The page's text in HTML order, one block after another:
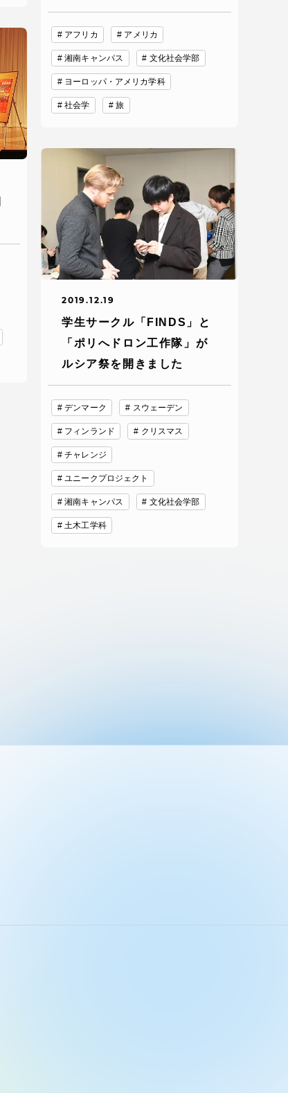
アフリカ アメリカ
湘南キャンパス 文化社会学部
ヨーロッパ・アメリカ学科
社会学 旅
2019.12.19
学生サークル「FINDS」と
「ポリへドロン工作隊」が
ルシア祭を開きました
デンマーク スウェーデン
フィンランド クリスマス
チャレンジ
ユニークプロジェクト
湘南キャンパス 文化社会学部
土木工学科
認証評価